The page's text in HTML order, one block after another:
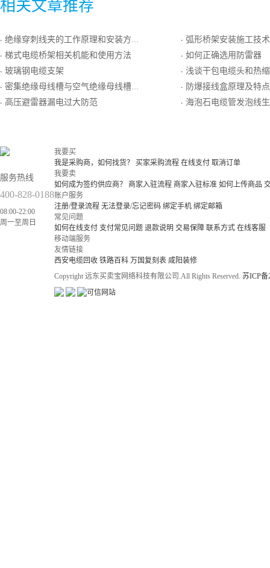
相关文章推荐
· 绝缘穿刺线夹的工作原理和安装方法
· 梯式电缆桥架相关机能和使用方法
· 玻璃钢电缆支架
· 密集绝缘母线槽与空气绝缘母线槽的区别及选用
· 高压避雷器漏电过大防范
· 弧形桥架安装施工技
· 如何正确选用防雷器
· 浅谈干包电缆头和热缩
· 防爆接线盒原理及特
· 海泡石电缆管发泡线生
服务热线
400-828-0188
08:00-22:00
周一至周日
我要买
我是采购商，如何找货？
买家采购流程 在线支付 取消订单
我要卖
如何成为签约供应商？
商家入驻流程 商家入驻标准 如何上传商品
账户服务
注册/登录流程 无法登录/忘记密码 绑定手机 绑定邮箱
常见问题
如何在线支付 支付常见问题 退款说明 交易保障 联系方式 在线客服
移动端服务
友情链接
西安电缆回收 铁路百科 万国复刻表 咸阳装修
Copyright 远东买卖宝网络科技有限公司.All Rights Reserved. 苏ICP备